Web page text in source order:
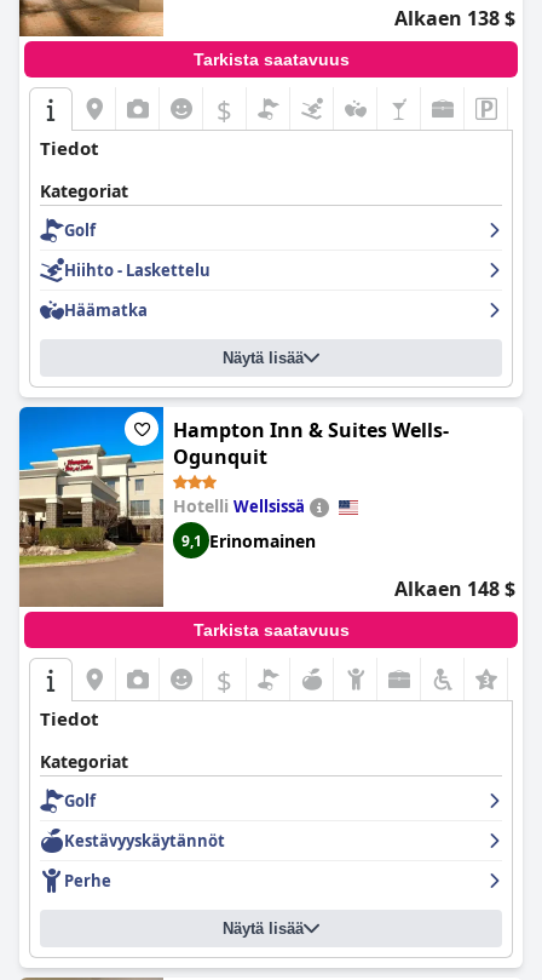
Alkaen 138 $
Tarkista saatavuus
$
Tiedot
Kategoriat
Golf
Hiihto - Laskettelu
Häämatka
Näytä lisää
Hampton Inn & Suites Wells-
Ogunquit
Hotelli Wellsissä
9,1 Erinomainen
Alkaen 148 $
Tarkista saatavuus
$
Tiedot
Kategoriat
Golf
Kestävyyskäytännöt
Perhe
Näytä lisää